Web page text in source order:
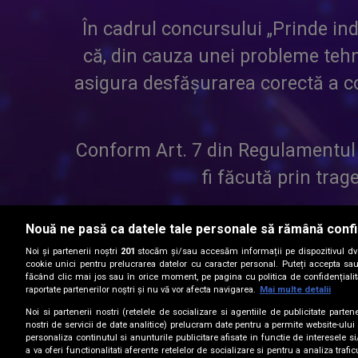
În cadrul concursului „Prinde
că, din cauza unei probleme
asigura desfășurarea corectă a
Conform Art. 7 din
fi făcută prin
Astfel că, toți participanții
considerare
Vă mulțumim
Nouă ne pasă ca datele tale personale să rămână
Noi și partenerii noștri 201 stocăm și/sau accesăm informații pe dispozitivul
cookie unici pentru prelucrarea datelor cu caracter personal. Puteți accepta
făcând clic mai jos sau în orice moment, pe pagina cu politica de
raportate partenerilor noștri și nu vă vor afecta navigarea.
Mai multe detalii
Noi si partenerii nostri (retelele de socializare si agentiile de publicitate
nostri de servicii de date analitice) prelucram date pentru a permite website-
personaliza continutul si anunturile publicitare afisate in functie de interesele
a va oferi functionalitati aferente retelelor de socializare si pentru a analiza